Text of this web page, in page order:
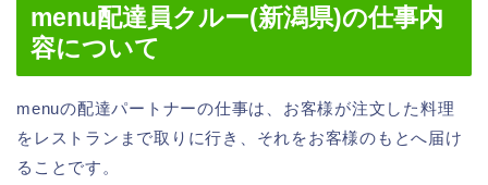
menu配達員クルー(新潟県)の仕事内
容について
menuの配達パートナーの仕事は、お客様が注文した料理
をレストランまで取りに行き、それをお客様のもとへ届け
ることです。